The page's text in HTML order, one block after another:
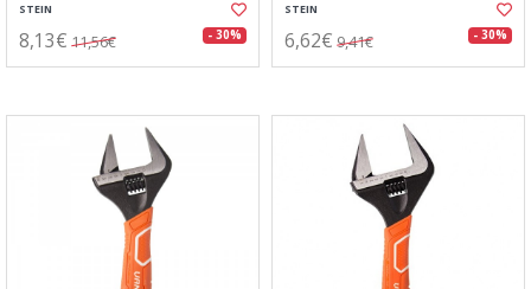
STEIN
8,13€ 11,56€ - 30%
STEIN
6,62€ 9,41€ - 30%